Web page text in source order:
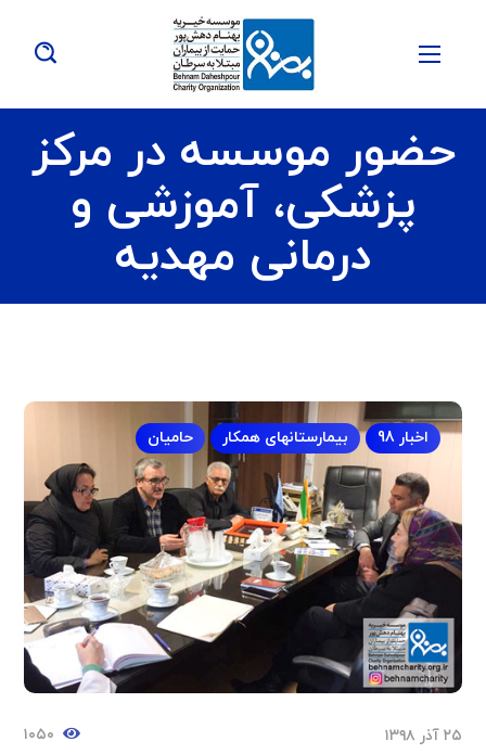
حضور موسسه در مرکز
پزشکی، آموزشی و
درمانی مهدیه
اخبار 98 بیمارستانهای همکار حامیان
۲۵ آذر ۱۳۹۸ ۱۰۵۰